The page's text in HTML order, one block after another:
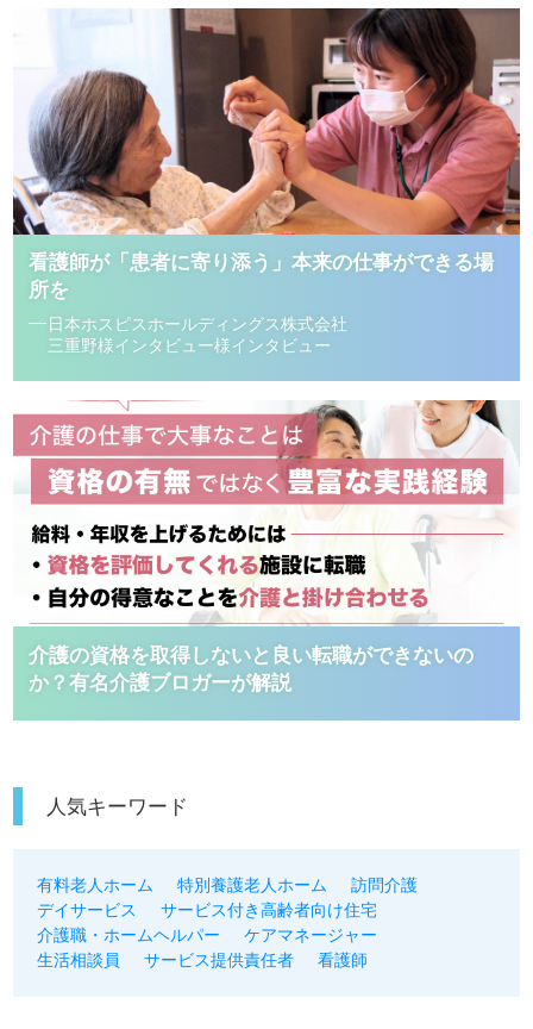
看護師が「患者に寄り添う」本来の仕事ができる場
所を
日本ホスピスホールディングス株式会社
三重野様インタビュー様インタビュー
介護の資格を取得しないと良い転職ができないの
か？有名介護ブロガーが解説
人気キーワード
有料老人ホーム 特別養護老人ホーム
訪問介護
デイサービス
サービス付き高齢者向け住宅
介護職・ホームヘルパー
ケアマネージャー
生活相談員
サービス提供責任者 看護師